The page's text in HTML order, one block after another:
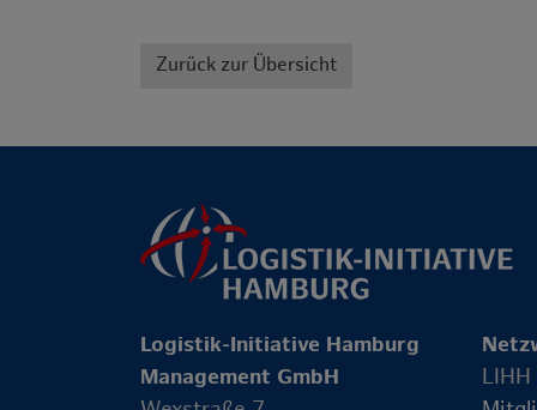
Zurück zur Übersicht
Logistik-Initiative Hamburg
Management GmbH
LIHH